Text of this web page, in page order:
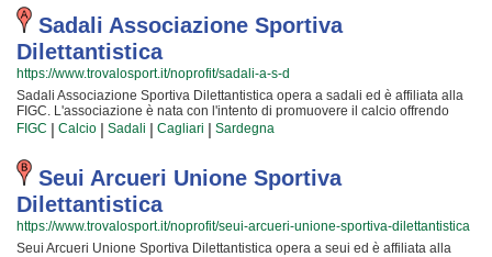
Sadali Associazione Sportiva
Dilettantistica
https://www.trovalosport.it/noprofit/sadali-a-s-d
Sadali Associazione Sportiva Dilettantistica opera a sadali ed è affiliata alla
FIGC. L'associazione è nata con l'intento di promuovere il calcio offrendo
corsi rivolti a bambini e ragazzi. Sadali Associazione Sportiva Dilettantistica è
radicata nella comunità di sadali e al loro interno sono cresciute generazioni
di bambini e ragazzi che hanno imparato i valori fondamentali dello sport e
l'importanza del lavoro di squadra. I loro istruttori di calcio sono tra i più
esperti e qualificati della zona e sono sicuramente i più adatti a sviluppare il
talento dei bambini che iniziano a giocare e dei ragazzi che vogliono
raggiungere livelli di eccellenza. Per questo motivo Sadali Associazione
Sportiva Dilettantistica sarà contenta di accogliere anche tuo figlio all'interno
dell'associazione, perché possa raggiungere il successo che merita in un
FIGC | Calcio | Sadali | Cagliari | Sardegna
Seui Arcueri Unione Sportiva
Dilettantistica
https://www.trovalosport.it/noprofit/seui-arcueri-unione-sportiva-dilettantistica
Seui Arcueri Unione Sportiva Dilettantistica opera a seui ed è affiliata alla